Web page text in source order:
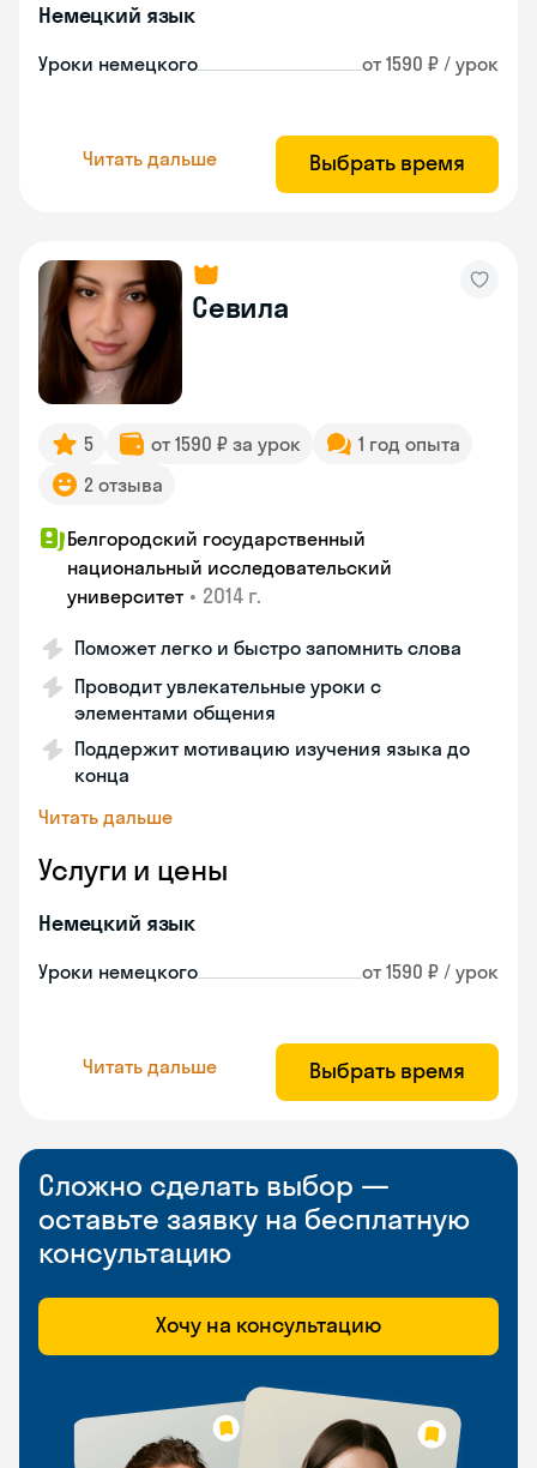
Немецкий язык
Уроки немецкого от 1590 ₽ / урок
Читать дальше Выбрать время
Севила
5 от 1590 ₽ за урок
1 год опыта
2 отзыва
Белгородский государственный
национальный исследовательский
университет • 2014 г.
Поможет легко и быстро запомнить слова
Проводит увлекательные уроки с
элементами общения
Поддержит мотивацию изучения языка до
конца
Читать дальше
Услуги и цены
Немецкий язык
Уроки немецкого от 1590 ₽ / урок
Читать дальше Выбрать время
Сложно сделать выбор —
оставьте заявку на бесплатную
консультацию
Хочу на консультацию